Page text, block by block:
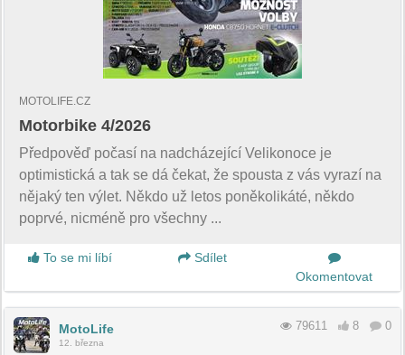
MOTOLIFE.CZ
Motorbike 4/2026
Předpověď počasí na nadcházející Velikonoce je
optimistická a tak se dá čekat, že spousta z vás vyrazí na
nějaký ten výlet. Někdo už letos poněkolikáté, někdo
poprvé, nicméně pro všechny ...
To se mi líbí
Sdílet
Okomentovat
MotoLife
12. března
79611 8 0